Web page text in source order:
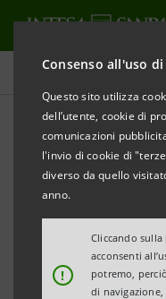
Consenso all'uso
Questo sito utilizza
dell’utente, cookie di
comunicazioni
l'invio di cookie di
diverso da quello
anno.
!
Cliccando
acconsenti
potremo,
di
Tutte le news
Supporto
sarda
linea di